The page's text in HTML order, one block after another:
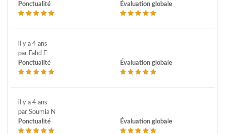
Ponctualité
Évaluation globale
il y a 4 ans
par Fahd E
Ponctualité
Évaluation globale
il y a 4 ans
par Soumia N
Ponctualité
Évaluation globale